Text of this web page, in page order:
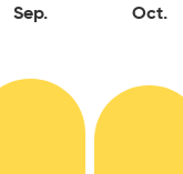
Sep. Oct.